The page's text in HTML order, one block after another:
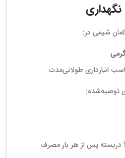
شیمی در:
انبارداری طولانی‌مدت
توصیه‌شده:
دربسته پس از هر بار مصرف